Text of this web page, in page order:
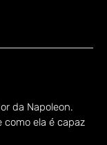
da Napoleon.
como ela é capaz